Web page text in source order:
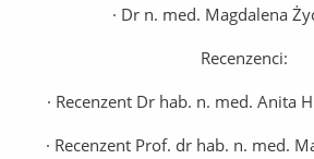
· Dr n. med. Magdalena
Recenzenci:
· Recenzent Dr hab. n. med. Anita
· Recenzent Prof. dr hab. n. med.